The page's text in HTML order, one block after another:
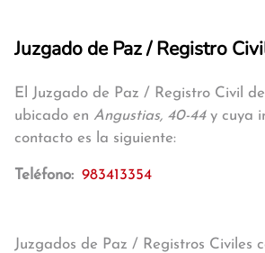
Juzgado de Paz / Registro
El Juzgado de Paz / Registro Civil
ubicado en Angustias, 40-44y cuya
contacto es la siguiente:
Teléfono: 983413354
Juzgados de Paz / Registros Civiles